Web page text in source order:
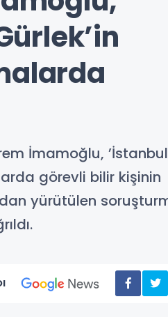
İmamoğlu, ’İstanbul
görevli bilir kişinin
yürütülen